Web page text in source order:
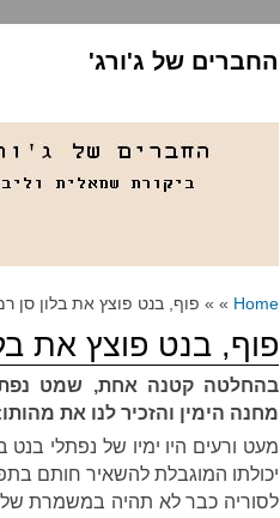
החברים של ג'ורג'
Home » » פוף, בנט פוצץ את בלון סן
פוף, בנט פוצץ את
בהחלטה קטנה אחת, שמט
מחנה הימין והזכיר לנו את
מעט ורעים היו ימיו של נפתלי
יכולתו המוגבלת להשאיר חותם
לסוריה כבר לא תהיה במשמרת